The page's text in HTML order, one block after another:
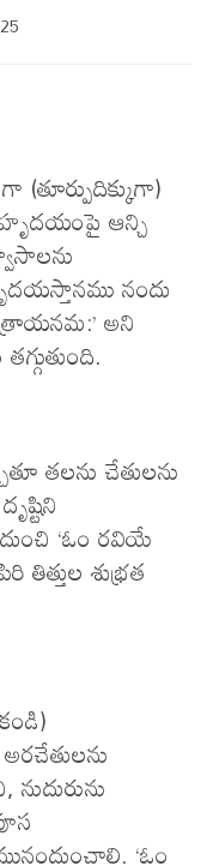
(తూర్పుదిక్కుగా)
ఆన్చి
నందు
అని
తలను చేతులను
‘ఓం రవియే
శుభ్రత
‘ఓం